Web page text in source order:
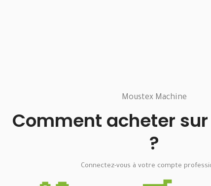
Moustex Machine
Comment acheter
?
Connectez-vous à votre compte